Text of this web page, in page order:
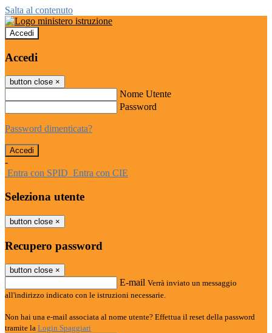
Salta al contenuto
Accedi
Accedi
button close ×
Nome Utente
Password
Password dimenticata?
-
Entra con SPID Entra con CIE
Seleziona utente
button close ×
Recupero password
button close ×
E-mail Verrà inviato un messaggio
all'indirizzo indicato con le istruzioni necessarie.
Non hai una e-mail associata al nome utente? Effettua il reset della password
tramite la Login Spaggiari